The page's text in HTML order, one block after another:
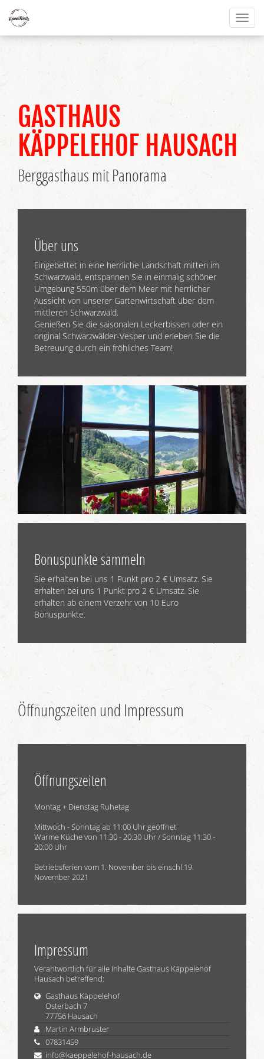
GASTHAUS
KÄPPELEHOF HAUSACH
Berggasthaus mit Panorama
Über uns
Eingebettet in eine herrliche Landschaft mitten im
Schwarzwald, entspannen Sie in einmalig schöner
Umgebung 550m über dem Meer mit herrlicher
Aussicht von unserer Gartenwirtschaft über dem
mittleren Schwarzwald.
Genießen Sie die saisonalen Leckerbissen oder ein
original Schwarzwälder-Vesper und erleben Sie die
Betreuung durch ein fröhliches Team!
Bonuspunkte sammeln
Sie erhalten bei uns 1 Punkt pro 2 € Umsatz. Sie
erhalten bei uns 1 Punkt pro 2 € Umsatz. Sie
erhalten ab einem Verzehr von 10 Euro
Bonuspunkte.
Öffnungszeiten und Impressum
Öffnungszeiten
Montag + Dienstag Ruhetag
Mittwoch - Sonntag ab 11:00 Uhr geöffnet
Warme Küche von 11:30 - 20:30 Uhr / Sonntag 11:30 -
20:00 Uhr
Betriebsferien vom 1. November bis einschl.19.
November 2021
Impressum
Verantwortlich für alle Inhalte Gasthaus Käppelehof
Hausach betreffend:
Gasthaus Käppelehof
Osterbach 7
77756 Hausach
Martin Armbruster
07831459
info@kaeppelehof-hausach.de